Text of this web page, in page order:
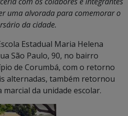
uma alvorada para comemorar o
da cidade.
Estadual Maria Helena
São Paulo, 90, no bairro
de Corumbá, com o retorno
alternadas, também retornou
da unidade escolar.